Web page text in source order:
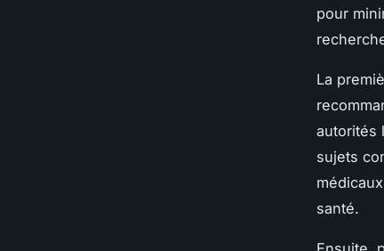
pour
La
autorités
sujets
santé.